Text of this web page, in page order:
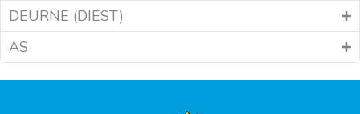
DEURNE (DIEST)
AS